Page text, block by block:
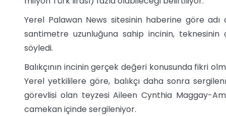
Yerel Palawan News sitesinin haberine göre
santimetre uzunluğuna sahip incinin, teknesinin
söyledi.
Balıkçının incinin gerçek değeri konusunda fikri
Yerel yetkililere göre, balıkçı daha sonra
görevlisi olan teyzesi Aileen Cynthia Maggay-
camekan içinde sergileniyor.